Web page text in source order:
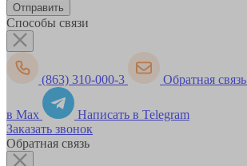
Способы связи
(863) 310-000-3 Обратная связь
в Max
Написать в Telegram
Заказать звонок
Обратная связь